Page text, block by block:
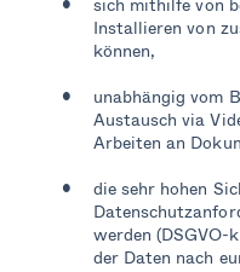
Installieren von
können,
unabhängig vom
Austausch via
Arbeiten an
die sehr hohen
werden
der Daten nach